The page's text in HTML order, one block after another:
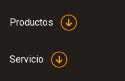
Productos
Servicio